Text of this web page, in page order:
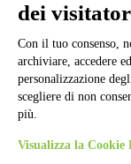
dei
Con il tuo consenso,
archiviare, accedere
personalizzazione
scegliere di non
più.
Visualizza la Cookie